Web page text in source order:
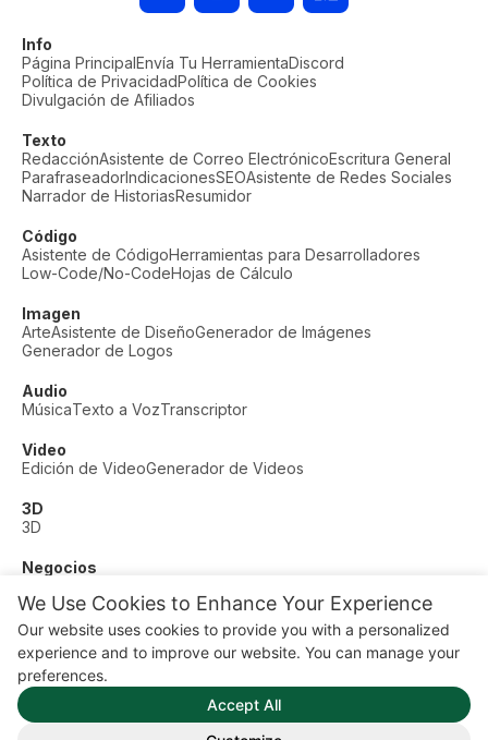
We Use Cookies to Enhance Your Experience
Our website uses cookies to provide you with a personalized
experience and to improve our website. You can manage your
preferences.
Accept All
Info
Página PrincipalEnvía Tu HerramientaDiscord
Política de PrivacidadPolítica de Cookies
Divulgación de Afiliados
Texto
RedacciónAsistente de Correo ElectrónicoEscritura General
ParafraseadorIndicacionesSEOAsistente de Redes Sociales
Narrador de HistoriasResumidor
Código
Asistente de CódigoHerramientas para Desarrolladores
Low-Code/No-CodeHojas de Cálculo
Imagen
ArteAsistente de DiseñoGenerador de Imágenes
Generador de Logos
Audio
MúsicaTexto a VozTranscriptor
Video
Edición de VideoGenerador de Videos
3D
3D
Negocios
Otros
Educación Fitness
© AI Dude, on your service since 2023. All rights reserved.
Manage Cookies
Algunos enlaces en este sitio son enlaces de afiliado. Esto
significa que podemos ganar una comisión si haces clic y